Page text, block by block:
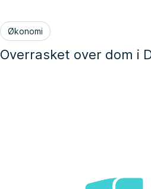
Økonomi
Overrasket over dom i